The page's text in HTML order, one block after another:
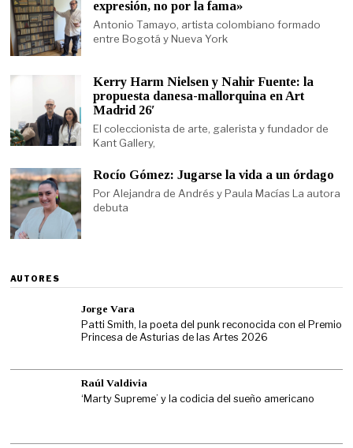
expresión, no por la fama»
Antonio Tamayo, artista colombiano formado
entre Bogotá y Nueva York
Kerry Harm Nielsen y Nahir Fuente: la
propuesta danesa-mallorquina en Art
Madrid 26′
El coleccionista de arte, galerista y fundador de
Kant Gallery,
Rocío Gómez: Jugarse la vida a un órdago
Por Alejandra de Andrés y Paula Macías La autora
debuta
AUTORES
Jorge Vara
Patti Smith, la poeta del punk reconocida con el Premio
Princesa de Asturias de las Artes 2026
Raúl Valdivia
‘Marty Supreme’ y la codicia del sueño americano